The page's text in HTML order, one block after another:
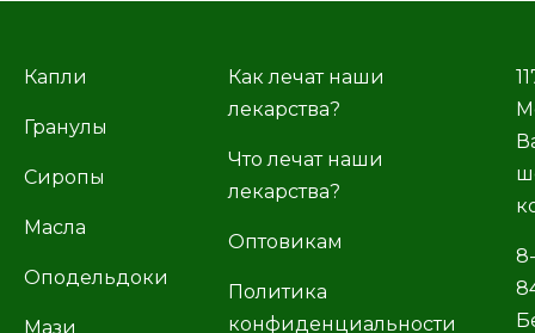
Капли
Гранулы
Сиропы
Масла
Оподельдоки
Мази
Как лечат наши
лекарства?
Что лечат наши
лекарства?
Оптовикам
Политика
конфиденциальности